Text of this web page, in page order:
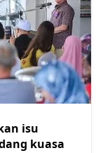
isu
kuasa